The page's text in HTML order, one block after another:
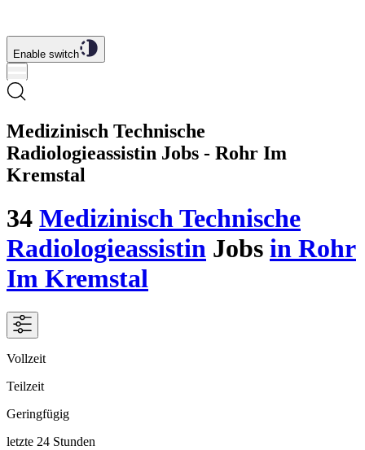
Enable switch
Medizinisch Technische
Radiologieassistin Jobs - Rohr Im
Kremstal
34 Medizinisch Technische
Radiologieassistin Jobs in Rohr
Im Kremstal
Vollzeit
Teilzeit
Geringfügig
letzte 24 Stunden